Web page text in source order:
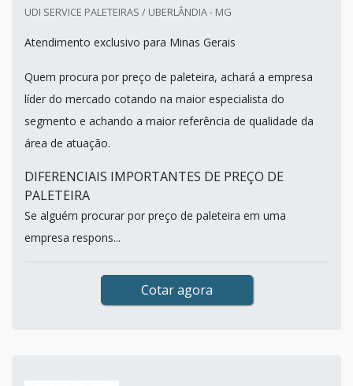
UDI SERVICE PALETEIRAS / UBERLÂNDIA - MG
Atendimento exclusivo para Minas Gerais
Quem procura por preço de paleteira, achará a empresa
líder do mercado cotando na maior especialista do
segmento e achando a maior referência de qualidade da
área de atuação.
DIFERENCIAIS IMPORTANTES DE PREÇO DE
PALETEIRA
Se alguém procurar por preço de paleteira em uma
empresa respons...
Cotar agora